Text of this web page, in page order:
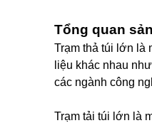
Tổng quan
Trạm thả túi lớn là
liệu khác nhau
các ngành công
Trạm tải túi lớn là